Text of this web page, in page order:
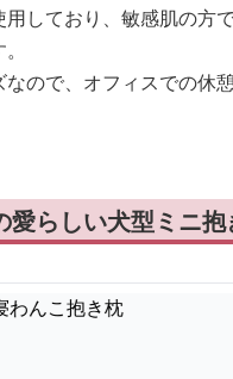
しており、敏感肌の方
ので、オフィスでの休
愛らしい犬型ミニ抱